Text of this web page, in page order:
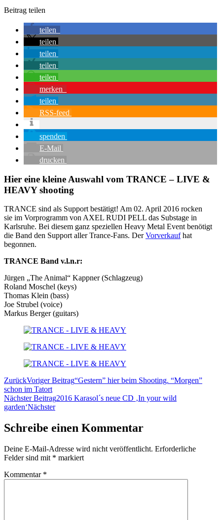
Beitrag teilen
teilen
teilen
teilen
teilen
teilen
merken
teilen
RSS-feed
spenden
E-Mail
drucken
Hier eine kleine Auswahl vom TRANCE – LIVE &
HEAVY shooting
TRANCE sind als Support bestätigt! Am 02. April 2016 rocken
sie im Vorprogramm von AXEL RUDI PELL das Substage in
Karlsruhe. Bei diesem ganz speziellen Heavy Metal Event benötigt
die Band den Support aller Trance-Fans. DerVorverkaufhat
begonnen.
TRANCE Band v.l.n.r:
Jürgen „The Animal“ Kappner (Schlagzeug)
Roland Moschel (keys)
Thomas Klein (bass)
Joe Strubel (voice)
Markus Berger (guitars)
ZurückVoriger Beitrag“Gestern” hier beim Shooting. “Morgen”
schon im Tatort
Nächster Beitrag2016 Karasol´s neue CD ‚In your wild
garden‘Nächster
Schreibe einen Kommentar
Deine E-Mail-Adresse wird nicht veröffentlicht. Erforderliche
Felder sind mit * markiert
Kommentar *